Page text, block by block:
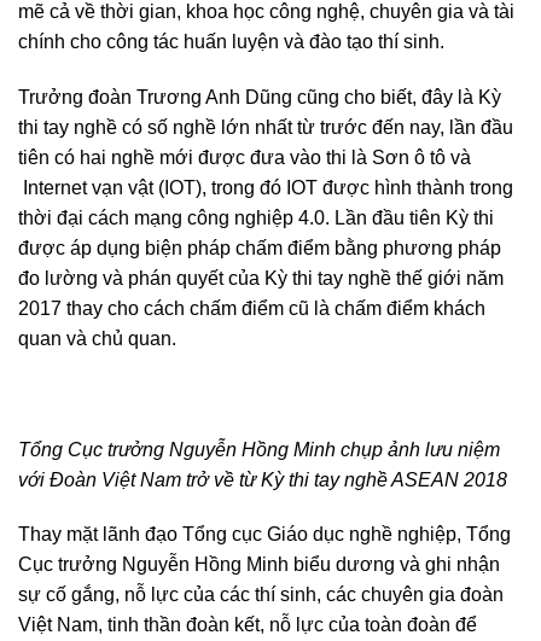
mẽ cả về thời gian, khoa học công nghệ, chuyên gia và tài
chính cho công tác huấn luyện và đào tạo thí sinh.
Trưởng đoàn Trương Anh Dũng cũng cho biết, đây là Kỳ
thi tay nghề có số nghề lớn nhất từ trước đến nay, lần đầu
tiên có hai nghề mới được đưa vào thi là Sơn ô tô và
Internet vạn vật (IOT), trong đó IOT được hình thành trong
thời đại cách mạng công nghiệp 4.0. Lần đầu tiên Kỳ thi
được áp dụng biện pháp chấm điểm bằng phương pháp
đo lường và phán quyết của Kỳ thi tay nghề thế giới năm
2017 thay cho cách chấm điểm cũ là chấm điểm khách
quan và chủ quan.
Tổng Cục trưởng Nguyễn Hồng Minh chụp ảnh lưu niệm
với Đoàn Việt Nam trở về từ Kỳ thi tay nghề ASEAN 2018
Thay mặt lãnh đạo Tổng cục Giáo dục nghề nghiệp, Tổng
Cục trưởng Nguyễn Hồng Minh biểu dương và ghi nhận
sự cố gắng, nỗ lực của các thí sinh, các chuyên gia đoàn
Việt Nam, tinh thần đoàn kết, nỗ lực của toàn đoàn để